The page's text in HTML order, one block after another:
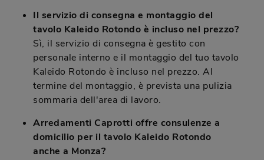
Il servizio di consegna e montaggio del
tavolo Kaleido Rotondo è incluso nel prezzo?
Sì, il servizio di consegna è gestito con
personale interno e il montaggio del tuo tavolo
Kaleido Rotondo è incluso nel prezzo. Al
termine del montaggio, è prevista una pulizia
sommaria dell'area di lavoro.
Arredamenti Caprotti offre consulenze a
domicilio per il tavolo Kaleido Rotondo
anche a Monza?